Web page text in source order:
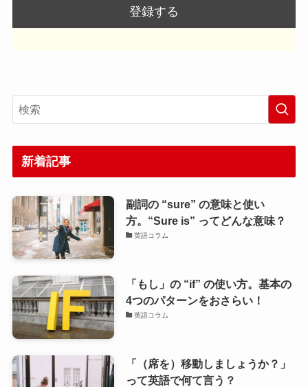
新着記事
副詞の “sure” の意味と使い
方。“Sure is” ってどんな意味？
英語コラム
「もし」の “if” の使い方。基本の
4つのパターンをおさらい！
英語コラム
「（席を）移動しましょうか？」
って英語で何て言う？